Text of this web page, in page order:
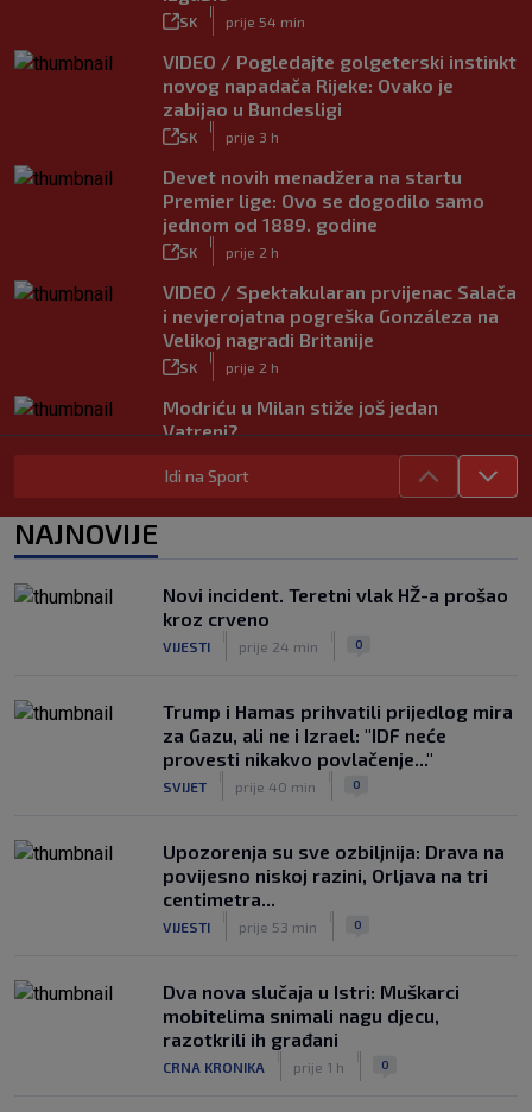
SK prije 54 min
VIDEO / Pogledajte golgeterski instinkt
novog napadača Rijeke: Ovako je
zabijao u Bundesligi
SK prije 3 h
Devet novih menadžera na startu
Premier lige: Ovo se dogodilo samo
jednom od 1889. godine
SK prije 2 h
VIDEO / Spektakularan prvijenac Salača
i nevjerojatna pogreška Gonzáleza na
Velikoj nagradi Britanije
SK prije 2 h
Modriću u Milan stiže još jedan
Vatreni?
Rijeka dovela napadača iz Bundeslige!
|
Pirlom: ‘Povjerenje više ne postoji’
SK prije 4 h
Idi na Sport
NAJNOVIJE
Novi incident. Teretni vlak HŽ-a prošao
kroz crveno
VIJESTI prije 24 min 0
Trump i Hamas prihvatili prijedlog mira
za Gazu, ali ne i Izrael: "IDF neće
provesti nikakvo povlačenje..."
SVIJET prije 40 min 0
Upozorenja su sve ozbiljnija: Drava na
povijesno niskoj razini, Orljava na tri
centimetra...
VIJESTI prije 53 min 0
Dva nova slučaja u Istri: Muškarci
mobitelima snimali nagu djecu,
razotkrili ih građani
CRNA KRONIKA prije 1 h 0